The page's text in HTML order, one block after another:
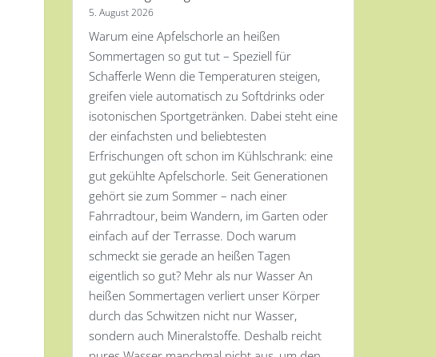
5. August 2026
Warum eine Apfelschorle an heißen
Sommertagen so gut tut – Speziell für
Schafferle Wenn die Temperaturen steigen,
greifen viele automatisch zu Softdrinks oder
isotonischen Sportgetränken. Dabei steht eine
der einfachsten und beliebtesten
Erfrischungen oft schon im Kühlschrank: eine
gut gekühlte Apfelschorle. Seit Generationen
gehört sie zum Sommer – nach einer
Fahrradtour, beim Wandern, im Garten oder
einfach auf der Terrasse. Doch warum
schmeckt sie gerade an heißen Tagen
eigentlich so gut? Mehr als nur Wasser An
heißen Sommertagen verliert unser Körper
durch das Schwitzen nicht nur Wasser,
sondern auch Mineralstoffe. Deshalb reicht